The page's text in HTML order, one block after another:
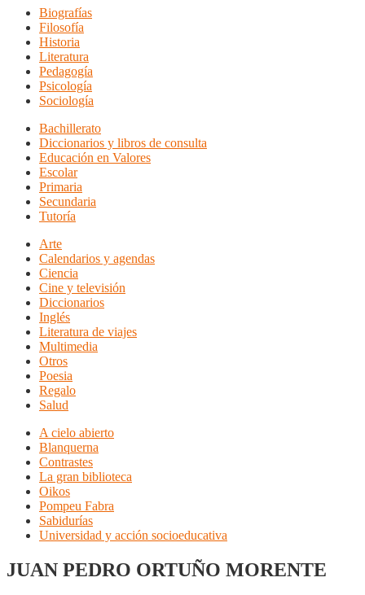
Biografías
Filosofía
Historia
Literatura
Pedagogía
Psicología
Sociología
Bachillerato
Diccionarios y libros de consulta
Educación en Valores
Escolar
Primaria
Secundaria
Tutoría
Arte
Calendarios y agendas
Ciencia
Cine y televisión
Diccionarios
Inglés
Literatura de viajes
Multimedia
Otros
Poesia
Regalo
Salud
A cielo abierto
Blanquerna
Contrastes
La gran biblioteca
Oikos
Pompeu Fabra
Sabidurías
Universidad y acción socioeducativa
JUAN PEDRO ORTUÑO MORENTE